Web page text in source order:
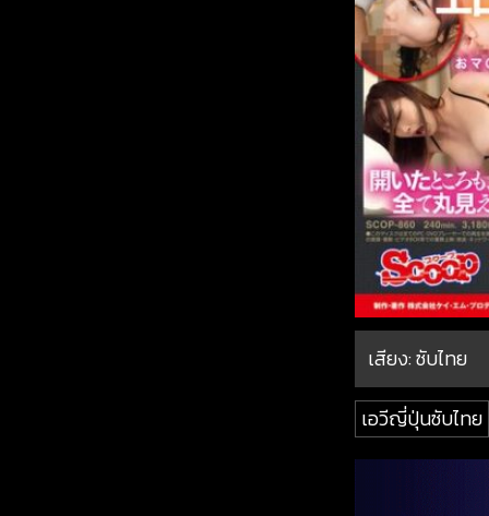
เสียง: ซับไทย
เอวีญี่ปุ่นซับไทย